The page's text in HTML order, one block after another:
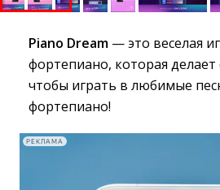
Piano Dream — это веселая
фортепиано, которая
чтобы играть в любимые
фортепиано!
РЕКЛАМА